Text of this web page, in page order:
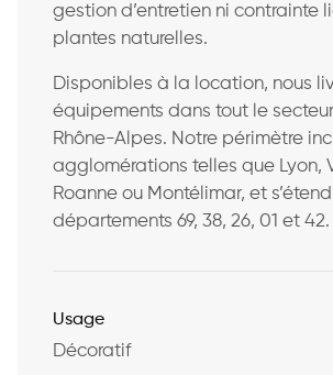
gestion d’entretien ni contrainte
plantes naturelles.
Disponibles à la location, nous
équipements dans tout le
Rhône-Alpes. Notre périmètre
agglomérations telles que Lyon,
Roanne ou Montélimar, et
départements 69, 38, 26, 01 et 42.
Usage
Décoratif